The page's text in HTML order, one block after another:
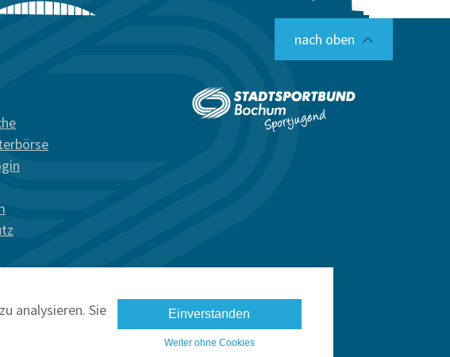
nach oben
analysieren. Sie
Einverstanden
Weiter ohne Cookies